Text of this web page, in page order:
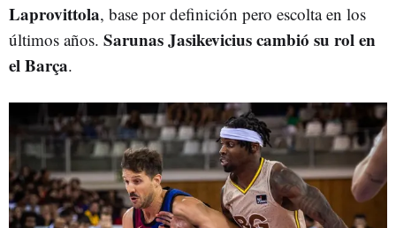
Laprovittola, base por definición pero escolta en los
últimos años. Sarunas Jasikevicius cambió su rol en
el Barça.